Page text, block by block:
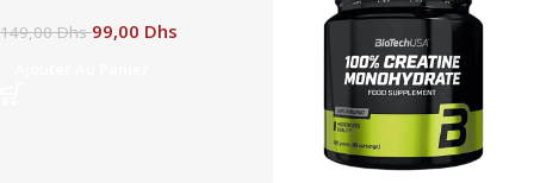
149,00Dhs99,00 Dhs